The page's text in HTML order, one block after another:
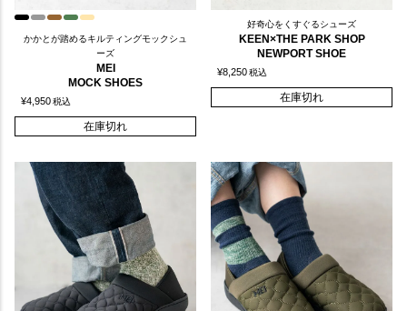
かかとが踏めるキルティングモックシュ
ーズ
MEI
MOCK SHOES
¥4,950税込
在庫切れ
好奇心をくすぐるシューズ
KEEN×THE PARK SHOP
NEWPORT SHOE
¥8,250税込
在庫切れ